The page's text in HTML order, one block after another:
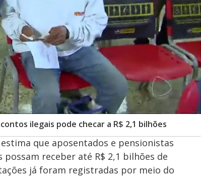
ilegais pode checar a R$ 2,1 bilhões
que aposentados e pensionistas
receber até R$ 2,1 bilhões de
já foram registradas por meio do